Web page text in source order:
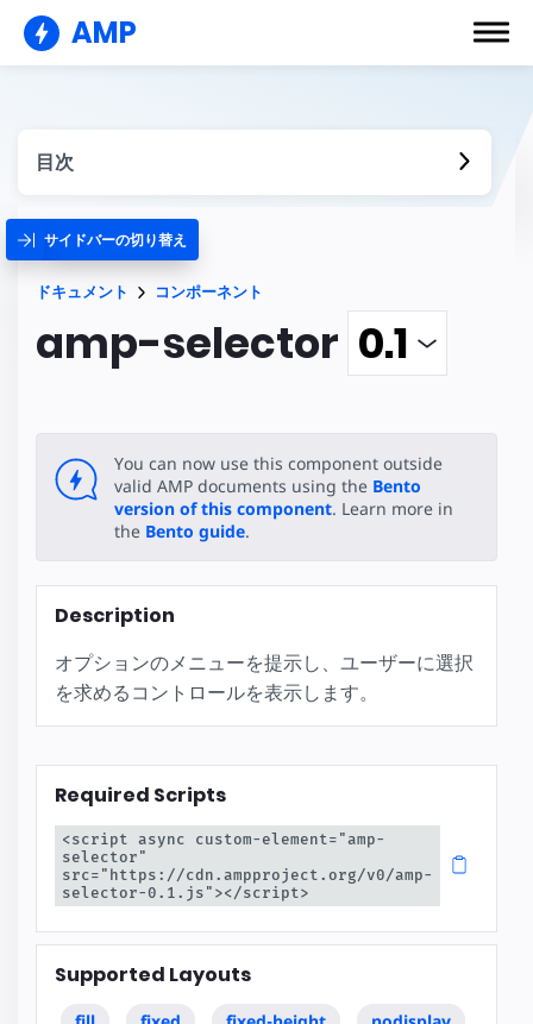
AMP
目次
サイドバーの切り替え
ドキュメント コンポーネント
amp-selector
You can now use this component outside
valid AMP documents using the Bento
version of this component. Learn more in
the Bento guide.
Description
オプションのメニューを提示し、ユーザーに選択
を求めるコントロールを表示します。
Required Scripts
<script async custom-element="amp-
selector"
src="https://cdn.ampproject.org/v0/amp-
selector-0.1.js"></script>
Supported Layouts